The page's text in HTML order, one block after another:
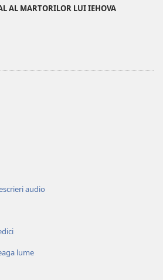
revizuită
(ediția
AL MARTORILOR LUI IEHOVA
audio
lume